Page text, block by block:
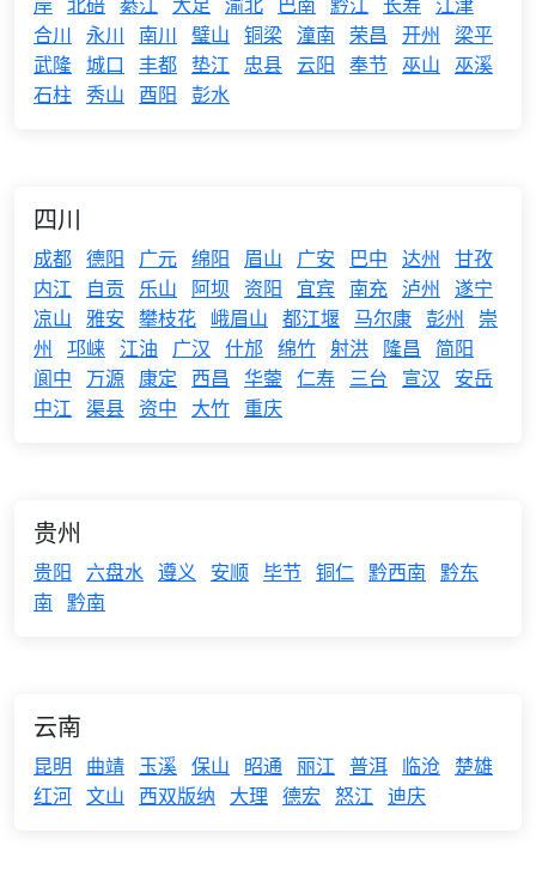
合川 永川 南川 璧山 铜梁 潼南 荣昌 开州
梁平
武隆 城口 丰都 垫江 忠县 云阳 奉节 巫山 巫溪
石柱 秀山 酉阳 彭水
四川
成都 德阳 广元 绵阳 眉山 广安 巴中 达州 甘孜
内江
自贡 乐山 阿坝 资阳 宜宾 南充 泸州 遂宁
凉山 雅安 攀枝花 峨眉山 都江堰 马尔康 彭州
崇
州 邛崃 江油 广汉 什邡 绵竹 射洪 隆昌
简阳
阆中
万源 康定 西昌 华蓥 仁寿 三台 宣汉
安岳
中江
渠县 资中 大竹 重庆
贵州
贵阳 六盘水 遵义 安顺 毕节 铜仁 黔西南 黔东
南 黔南
云南
昆明 曲靖 玉溪 保山 昭通 丽江 普洱 临沧
楚雄
红河 文山 西双版纳 大理 德宏 怒江 迪庆